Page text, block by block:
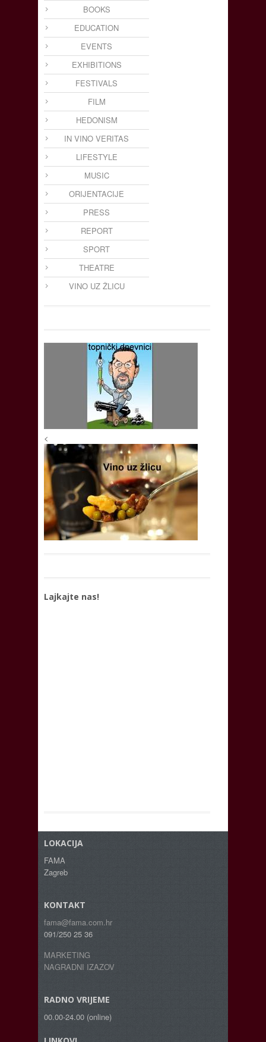
BOOKS
EDUCATION
EVENTS
EXHIBITIONS
FESTIVALS
FILM
HEDONISM
IN VINO VERITAS
LIFESTYLE
MUSIC
ORIJENTACIJE
PRESS
REPORT
SPORT
THEATRE
VINO UZ ŽLICU
<
Lajkajte nas!
LOKACIJA
FAMA
Zagreb
KONTAKT
fama@fama.com.hr
091/250 25 36
MARKETING
NAGRADNI IZAZOV
RADNO VRIJEME
00.00-24.00 (online)